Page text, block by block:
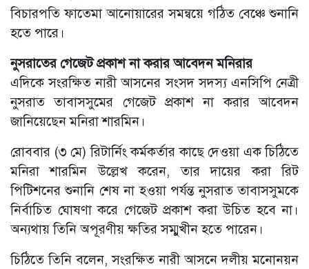
বিচারপতি ফাতেমা আনোয়ারের সমন্বয়ে গঠিত বেঞ্চে শুনানি
হতে পারে।
নুসরাতের গেজেট প্রকাশ না করার আবেদন মনিরার
এদিকে সংরক্ষিত নারী আসনের সংসদ সদস্য এনসিপি নেত্রী
নুসরাত তাবাসসুমের গেজেট প্রকাশ না করার আবেদন
জানিয়েছেন মনিরা শারমিন।
রোববার (৩ মে) রিটার্নিং কর্মকর্তার কাছে দেওয়া এক চিঠিতে
মনিরা শারমিন উল্লেখ করেন, তার দায়ের করা রিট
পিটিশনের শুনানি শেষ না হওয়া পর্যন্ত নুসরাত তাবাসসুমকে
নির্বাচিত ঘোষণা করে গেজেট প্রকাশ করা উচিত হবে না।
অন্যথায় তিনি অপূরণীয় ক্ষতির সম্মুখীন হতে পারেন।
চিঠিতে তিনি বলেন, সংরক্ষিত নারী আসনে দলীয় মনোনয়ন